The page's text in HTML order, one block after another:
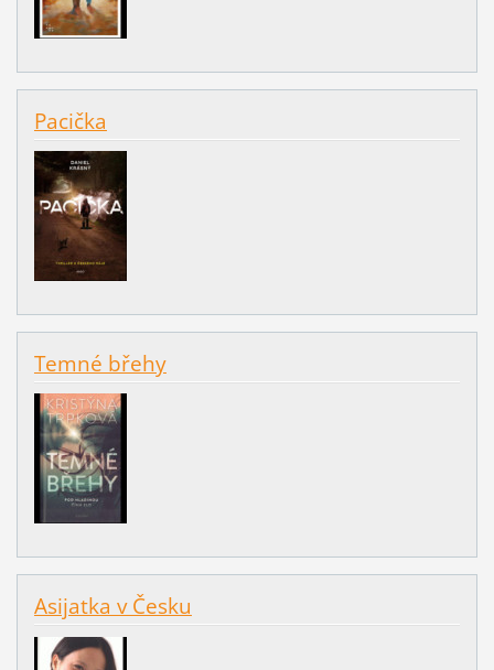
Pacička
Temné břehy
Asijatka v Česku